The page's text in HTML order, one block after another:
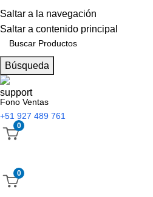
Saltar a la navegación
Saltar a contenido principal
Búsqueda
Fono Ventas
+51 927 489 761
0
0